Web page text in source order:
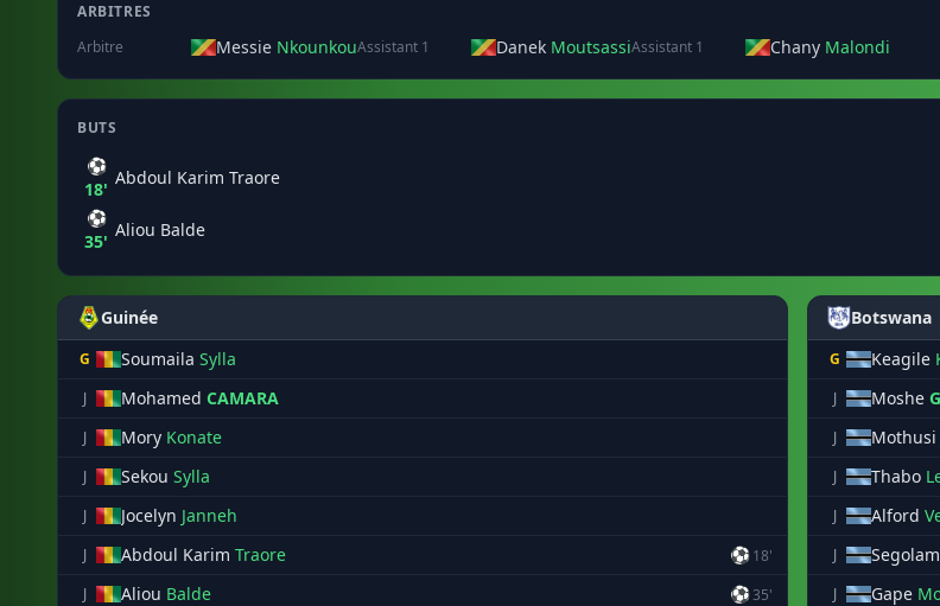
ARBITRES
Arbitre
Messie NkounkouAssistant 1 Danek MoutsassiAssistant 1 Chany Malondi
BUTS
⚽
18'
Abdoul Karim Traore
⚽
35'
Aliou Balde
Guinée
G Soumaila Sylla
J Mohamed CAMARA
J Mory Konate
J Sekou Sylla
J Jocelyn Janneh
J Abdoul Karim Traore ⚽ 18'
J
Aliou Balde ⚽35'
Botswana
G Keagile
J Moshe
J Mothusi
J Thabo
J Alford
J
J
Gape